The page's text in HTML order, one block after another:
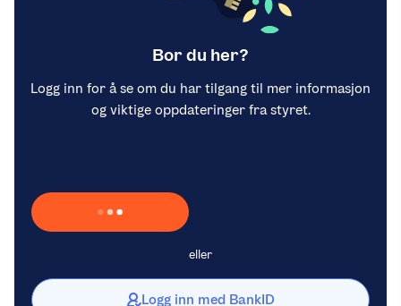
Bor du her?
Logg inn for å se om du har tilgang til mer informasjon
og viktige oppdateringer fra styret.
Laster inn Vipps …
eller
Logg inn med BankID